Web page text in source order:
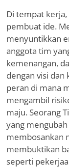
Di tempat
pembuat ide.
menyuntikkan
anggota tim
kemenangan,
dengan visi
peran di mana
mengambil
maju. Seorang
yang
membosankan
membuktikan
seperti